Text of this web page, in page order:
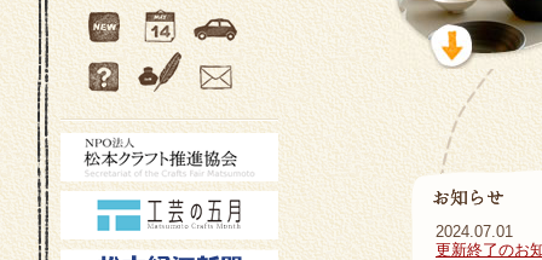
2024.07.01
更新終了のお